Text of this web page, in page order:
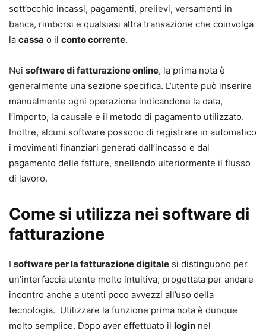
sott’occhio incassi, pagamenti, prelievi, versamenti in
banca, rimborsi e qualsiasi altra transazione che coinvolga
la cassa o il conto corrente.
Nei software di fatturazione online, la prima nota è
generalmente una sezione specifica. L’utente può inserire
manualmente ogni operazione indicandone la data,
l’importo, la causale e il metodo di pagamento utilizzato.
Inoltre, alcuni software possono di registrare in automatico
i movimenti finanziari generati dall’incasso e dal
pagamento delle fatture, snellendo ulteriormente il flusso
di lavoro.
Come si utilizza nei software di
fatturazione
I software per la fatturazione digitale si distinguono per
un’interfaccia utente molto intuitiva, progettata per andare
incontro anche a utenti poco avvezzi all’uso della
tecnologia. Utilizzare la funzione prima nota è dunque
molto semplice. Dopo aver effettuato il login nel